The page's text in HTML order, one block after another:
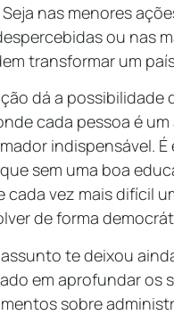
nas menores
ou nas
transformar um
dá a possibilidade
cada pessoa é
indispensável. É
sem uma boa
cada vez mais difícil
de forma
te deixou
em aprofundar os
sobre